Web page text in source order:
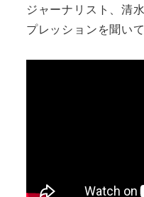
ジャーナリスト、清
プレッションを聞い